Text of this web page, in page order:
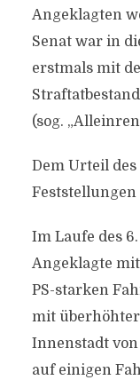
Angeklagten
Senat war in
erstmals mit
Straftatbestand
(sog.
Dem Urteil
Im Laufe des
Angeklagte
PS-starken
mit
Innenstadt
auf einigen